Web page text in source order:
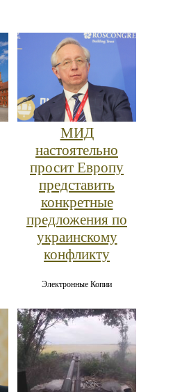
МИД
настоятельно
просит Европу
представить
конкретные
предложения по
украинскому
конфликту
Электронные Копии